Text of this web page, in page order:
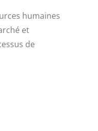
humaines
et
de